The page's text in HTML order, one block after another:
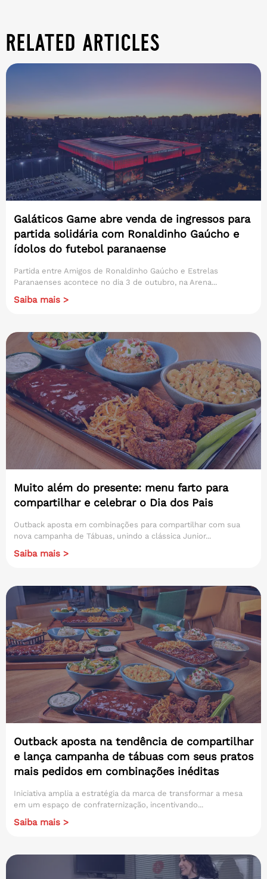
related articles
Galáticos Game abre venda de ingressos para
partida solidária com Ronaldinho Gaúcho e
ídolos do futebol paranaense
Partida entre Amigos de Ronaldinho Gaúcho e Estrelas
Paranaenses acontece no dia 3 de outubro, na Arena...
Saiba mais >
Muito além do presente: menu farto para
compartilhar e celebrar o Dia dos Pais
Outback aposta em combinações para compartilhar com sua
nova campanha de Tábuas, unindo a clássica Junior...
Saiba mais >
Outback aposta na tendência de compartilhar
e lança campanha de tábuas com seus pratos
mais pedidos em combinações inéditas
Iniciativa amplia a estratégia da marca de transformar a mesa
em um espaço de confraternização, incentivando...
Saiba mais >